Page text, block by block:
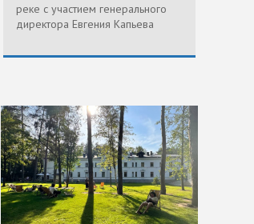
реке с участием генерального
директора Евгения Капьева